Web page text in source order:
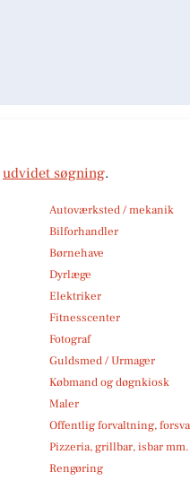
udvidet søgning.
Autoværksted / mekanik
Bilforhandler
Børnehave
Dyrlæge
Elektriker
Fitnesscenter
Fotograf
Guldsmed / Urmager
Købmand og døgnkiosk
Maler
Offentlig forvaltning,
Pizzeria, grillbar, isbar mm.
Rengøring